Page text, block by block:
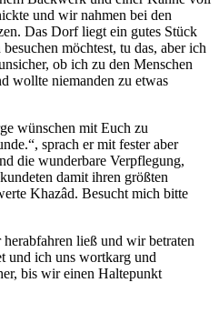
und wir nahmen bei den
Das Dorf liegt ein gutes Stück
möchtest, tu das, aber ich
ob ich zu den Menschen
wollte niemanden zu etwas
wünschen mit Euch zu
sprach er mit fester aber
die wunderbare Verpflegung,
damit ihren größten
Khazâd. Besucht mich bitte
ließ und wir betraten
und ich uns wortkarg und
bis wir einen Haltepunkt